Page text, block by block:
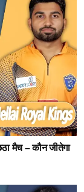
मैच – कौन जीतेगा